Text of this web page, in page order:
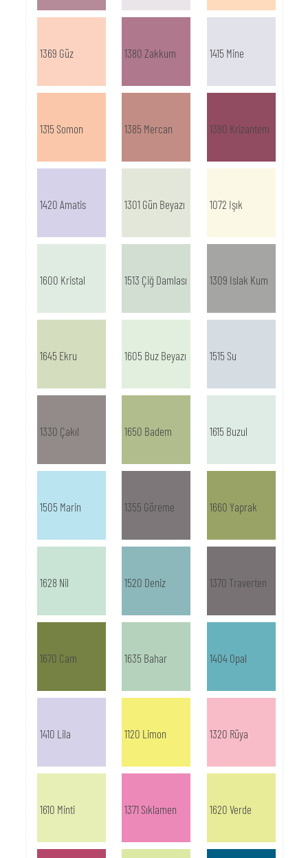
1369 Güz 1380 Zakkum 1415 Mine
1315 Somon 1385 Mercan 1390 Krizantem
1420 Amatis 1301 Gün Beyazı 1072 Işık
1600 Kristal 1513 Çiğ Damlası 1309 Islak Kum
1645 Ekru 1605 Buz Beyazı 1515 Su
1330 Çakıl 1650 Badem 1615 Buzul
1505 Marin 1355 Göreme 1660 Yaprak
1628 Nil 1520 Deniz 1370 Traverten
1670 Cam 1635 Bahar 1404 Opal
1410 Lila 1120 Limon 1320 Rüya
1610 Minti 1371 Sıklamen 1620 Verde